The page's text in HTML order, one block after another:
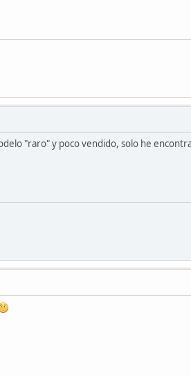
"raro" y poco vendido, solo he